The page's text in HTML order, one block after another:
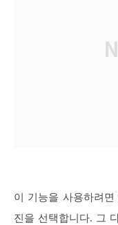
이 기능을 사용하려
진을 선택합니다. 그